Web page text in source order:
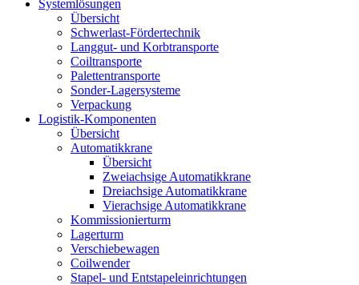
Systemlösungen
Übersicht
Schwerlast-Fördertechnik
Langgut- und Korbtransporte
Coiltransporte
Palettentransporte
Sonder-Lagersysteme
Verpackung
Logistik-Komponenten
Übersicht
Automatikkrane
Übersicht
Zweiachsige Automatikkrane
Dreiachsige Automatikkrane
Vierachsige Automatikkrane
Kommissionierturm
Lagerturm
Verschiebewagen
Coilwender
Stapel- und Entstapeleinrichtungen